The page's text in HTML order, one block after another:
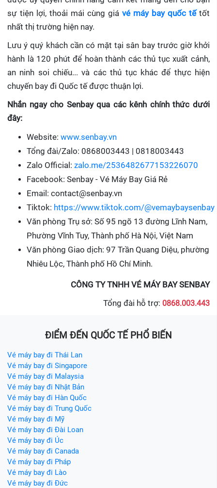
sự tiện lợi, thoải mái cùng giá vé máy bay quốc tế tốt
nhất thị trường hiện nay.
Lưu ý quý khách cần có mặt tại sân bay trước giờ khởi
hành là 120 phút để hoàn thành các thủ tục xuất cảnh,
an ninh soi chiếu... và các thủ tục khác để thực hiện
chuyến bay đi Quốc tế được thuận lợi.
Nhắn ngay cho Senbay qua các kênh chính thức dưới
đây:
Website: www.senbay.vn
Tổng đài/Zalo: 0868003443 | 0818003443
Zalo Official: zalo.me/2536482677153226070
Facebook: Senbay - Vé Máy Bay Giá Rẻ
Email: contact@senbay.vn
Tiktok: https://www.tiktok.com/@vemaybaysenbay
Văn phòng Trụ sở: Số 95 ngõ 13 đường Lĩnh Nam,
Phường Vĩnh Tuy, Thành phố Hà Nội, Việt Nam
Văn phòng Giao dịch: 97 Trần Quang Diệu, phường
Nhiêu Lộc, Thành phố Hồ Chí Minh.
CÔNG TY TNHH VÉ MÁY BAY SENBAY
Tổng đài hỗ trợ: 0868.003.443
ĐIỂM ĐẾN QUỐC TẾ PHỔ BIẾN
Vé máy bay đi Thái Lan
Vé máy bay đi Singapore
Vé máy bay đi Malaysia
Vé máy bay đi Nhật Bản
Vé máy bay đi Hàn Quốc
Vé máy bay đi Trung Quốc
Vé máy bay đi Mỹ
Vé máy bay đi Đài Loan
Vé máy bay đi Úc
Vé máy bay đi Canada
Vé máy bay đi Pháp
Vé máy bay đi Lào
Vé máy bay đi Đức